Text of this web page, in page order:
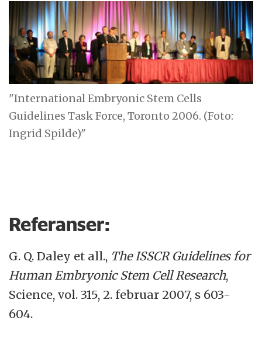
"International Embryonic Stem Cells
Guidelines Task Force, Toronto 2006. (Foto:
Ingrid Spilde)"
Referanser:
G. Q. Daley et all., The ISSCR Guidelines for
Human Embryonic Stem Cell Research,
Science, vol. 315, 2. februar 2007, s 603-
604.